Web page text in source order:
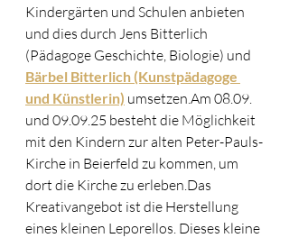
Kindergärten und Schulen anbieten
und dies durch Jens Bitterlich
(Pädagoge Geschichte, Biologie) und
Bärbel Bitterlich (Kunstpädagoge
und Künstlerin) umsetzen.Am 08.09.
und 09.09.25 besteht die Möglichkeit
mit den Kindern zur alten Peter-Pauls-
Kirche in Beierfeld zu kommen, um
dort die Kirche zu erleben.Das
Kreativangebot ist die Herstellung
eines kleinen Leporellos. Dieses kleine